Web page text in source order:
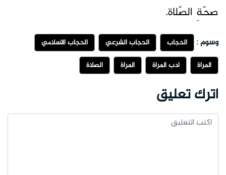
صحّةِ الصّلاة.
وسوم : الحجاب الحجاب الشرعي
الحجاب الاسلامي
المرأة
أدب المرأة المرأة الصلاة
اترك تعليق